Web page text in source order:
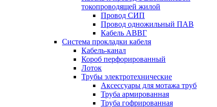
токопроводящей жилой
Провод СИП
Провод одножильный ПАВ
Кабель АВВГ
Система прокладки кабеля
Кабель-канал
Короб перфорированный
Лоток
Трубы электротехнические
Аксессуары для мотажа труб
Труба армированная
Труба гофрированная